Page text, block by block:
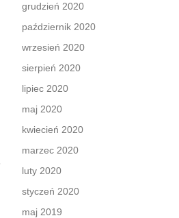
grudzień 2020
październik 2020
wrzesień 2020
sierpień 2020
lipiec 2020
maj 2020
kwiecień 2020
marzec 2020
luty 2020
styczeń 2020
maj 2019